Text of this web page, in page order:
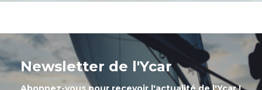
Newsletter de l'Ycar